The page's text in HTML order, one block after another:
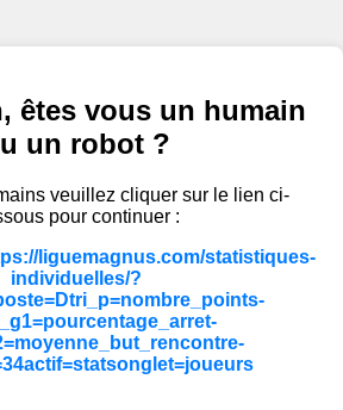
êtes vous un humain
un robot ?
veuillez cliquer sur le lien ci-
pour continuer :
liguemagnus.com/statistiques-
individuelles/?